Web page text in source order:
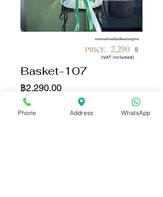
Basket-107
฿2,290.00ราคา
จำนวน
Phone Address WhatsApp